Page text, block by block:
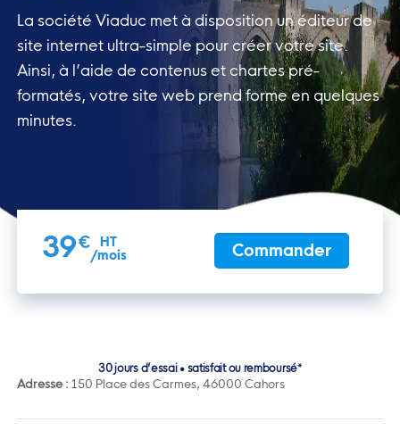
La société Viaduc met à disposition un éditeur de
site internet ultra-simple pour créer votre site.
Ainsi, à l’aide de contenus et chartes pré-
formatés, votre site web prend forme en quelques
minutes.
39€
HT
/mois
Commander
30 jours d’essai • satisfait ou remboursé*
Adresse :150 Place des Carmes, 46000 Cahors